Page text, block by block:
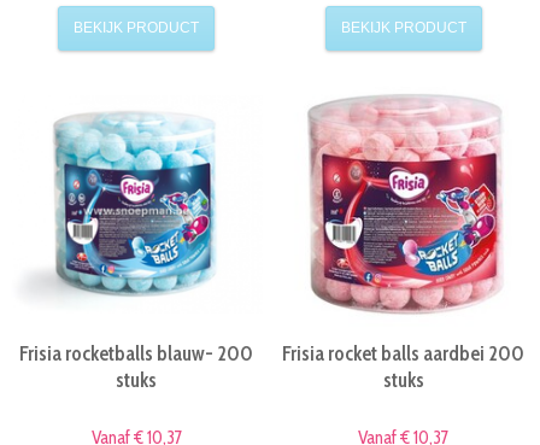
BEKIJK PRODUCT BEKIJK PRODUCT
Frisia rocketballs blauw- 200
stuks
Vanaf € 10,37
Frisia rocket balls aardbei 200
stuks
Vanaf € 10,37